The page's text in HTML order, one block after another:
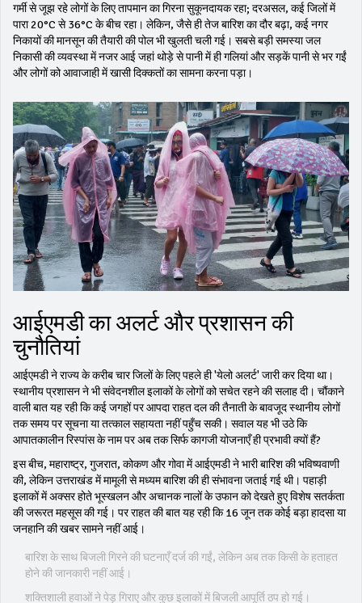
गर्मी से जूझ रहे लोगों के लिए तापमान का गिरना सुकूनदायक रहा; दरअसल, कई जिलों में
पारा 20°C से 36°C के बीच रहा। लेकिन, जैसे ही तेज बारिश का दौर बढ़ा, कई नगर
निकायों की मानसून की तैयारी की पोल भी खुलती चली गई। सबसे बड़ी समस्या जल
निकासी की व्यवस्था में नजर आई जहां थोड़े से पानी में ही गलियां और सड़कें पानी से भर गईं
और लोगों को आवाजाही में खासी दिक्कतों का सामना करना पड़ा।
आईएमडी का अलर्ट और प्रशासन की
चुनौतियां
आईएमडी ने राज्य के करीब चार जिलों के लिए पहले ही 'येलो अलर्ट' जारी कर दिया था।
स्थानीय प्रशासन ने भी संवेदनशील इलाकों के लोगों को सचेत रहने की सलाह दी। चौंकाने
वाली बात यह रही कि कई जगहों पर आपदा राहत दल की तैनाती के बावजूद स्थानीय लोगों
तक समय पर सूचना या तत्काल सहायता नहीं पहुँच सकी। सवाल यह भी उठे कि
आपातकालीन रिस्पांस के नाम पर अब तक सिर्फ कागजी योजनाएँ ही प्रभावी क्यों हैं?
इस बीच, महाराष्ट्र, गुजरात, कोकण और गोवा में आईएमडी ने भारी बारिश की भविष्यवाणी
की, लेकिन उत्तराखंड में मामूली से मध्यम बारिश की ही संभावना जताई गई थी। पहाड़ी
इलाकों में अक्सर होते भूस्खलन और अचानक नालों के उफान को देखते हुए विशेष सतर्कता
की जरूरत महसूस की गई। पर राहत की बात यह रही कि 16 जून तक कोई बड़ा हादसा या
जनहानि की खबर सामने नहीं आई।
बारिश के साथ बिजली गिरने की घटनाएँ दर्ज की गईं, लेकिन अब तक किसी के हताहत
होने की जानकारी नहीं आई।
शक्तिशाली हवाओं ने पेड़ गिराए और कुछ इलाकों में बिजली आपूर्ति ठप हो गई।